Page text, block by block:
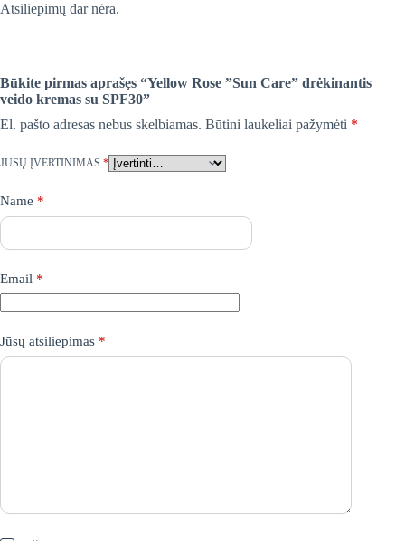
Atsiliepimų dar nėra.
Būkite pirmas aprašęs “Yellow Rose ”Sun Care” drėkinantis
veido kremas su SPF30”
El. pašto adresas nebus skelbiamas. Būtini laukeliai pažymėti *
JŪSŲ ĮVERTINIMAS *
Name *
Email *
Jūsų atsiliepimas *